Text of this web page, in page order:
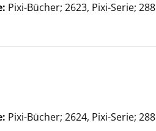
Pixi-Bücher; 2623, Pixi-Serie; 288
Pixi-Bücher; 2624, Pixi-Serie; 288